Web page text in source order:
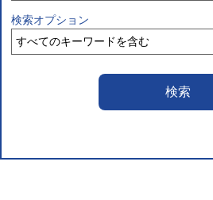
検索オプション